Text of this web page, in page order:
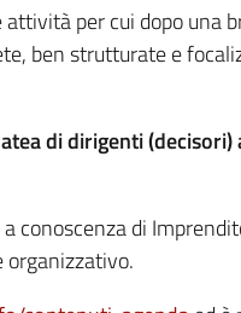
per cui dopo una
ben strutturate e
di dirigenti
di
organizzativo.